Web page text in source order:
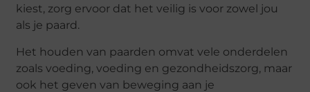
kiest, zorg ervoor dat het veilig is voor zowel jou
als je paard.
Het houden van paarden omvat vele onderdelen
zoals voeding, voeding en gezondheidszorg, maar
ook het geven van beweging aan je